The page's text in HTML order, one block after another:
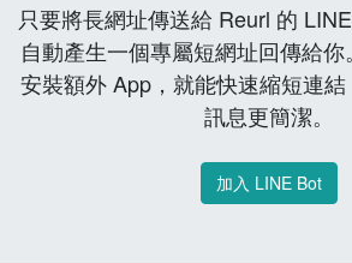
只要將長網址傳送給 Reurl 的
自動產生一個專屬短網址回傳給
安裝額外 App，就能快速縮短連結
訊息更簡潔。
加入 LINE Bot